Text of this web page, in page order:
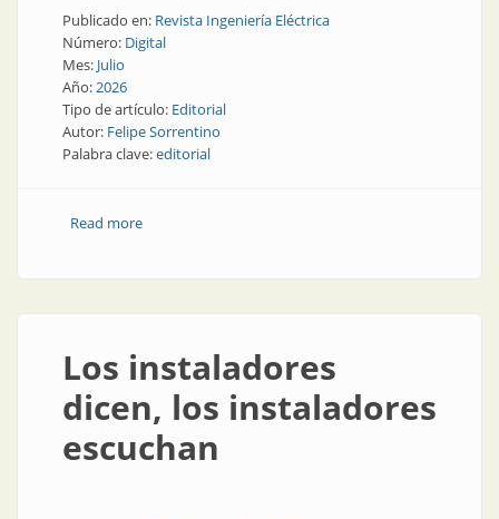
Publicado en: Revista Ingeniería Eléctrica
Número: Digital
Mes: Julio
Año:2026
Tipo de artículo: Editorial
Autor: Felipe Sorrentino
Palabra clave:editorial
Read moreabout Tres requisitos de seguridad
Los instaladores
dicen, los instaladores
escuchan